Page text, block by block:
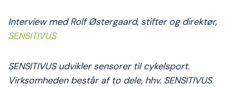
Interview med Rolf Østergaard, stifter og direktør,
SENSITIVUS
SENSITIVUS udvikler sensorer til cykelsport.
Virksomheden består af to dele, hhv. SENSITIVUS